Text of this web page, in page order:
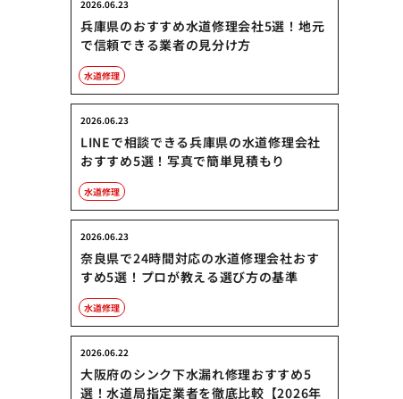
兵庫県のおすすめ水道修理会社5選！地元
で信頼できる業者の見分け方
2026.06.23
水道修理
LINEで相談できる兵庫県の水道修理会社
おすすめ5選！写真で簡単見積もり
2026.06.23
水道修理
奈良県で24時間対応の水道修理会社おす
すめ5選！プロが教える選び方の基準
2026.06.23
水道修理
大阪府のシンク下水漏れ修理おすすめ5
選！水道局指定業者を徹底比較【2026年
2026.06.22